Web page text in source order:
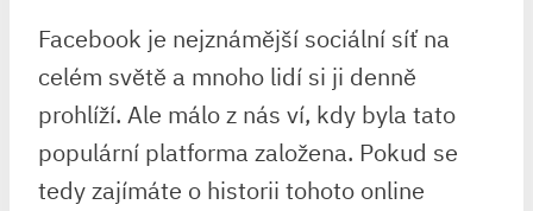
Facebook je nejznámější sociální síť na
celém světě a mnoho lidí si ji denně
prohlíží. Ale málo z nás ví, kdy byla tato
populární platforma založena. Pokud se
tedy zajímáte o historii tohoto online